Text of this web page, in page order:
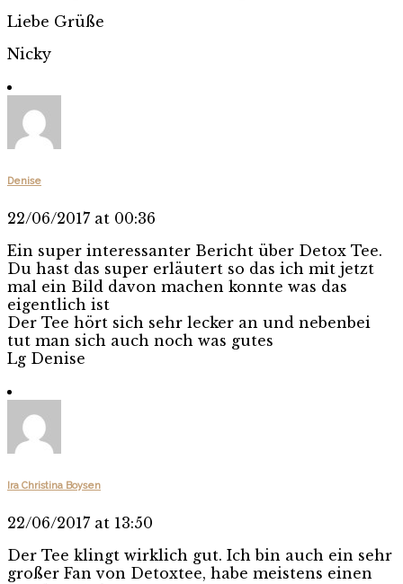
Liebe Grüße
Nicky
Denise
22/06/2017 at 00:36
Ein super interessanter Bericht über Detox Tee.
Du hast das super erläutert so das ich mit jetzt
mal ein Bild davon machen konnte was das
eigentlich ist
Der Tee hört sich sehr lecker an und nebenbei
tut man sich auch noch was gutes
Lg Denise
Ira Christina Boysen
22/06/2017 at 13:50
Der Tee klingt wirklich gut. Ich bin auch ein sehr
großer Fan von Detoxtee, habe meistens einen